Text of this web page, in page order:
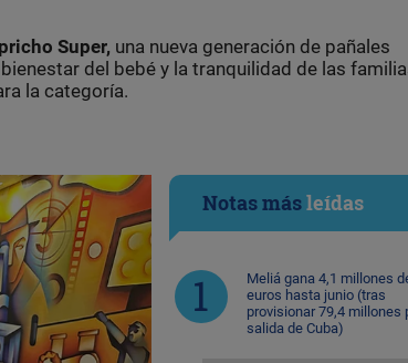
Super, una nueva generación de pañales
del bebé y la tranquilidad de las
la categoría.
Notas másleídas
Meliá gana 4,1 millones
euros hasta junio (tras
provisionar 79,4 millones
salida de Cuba)